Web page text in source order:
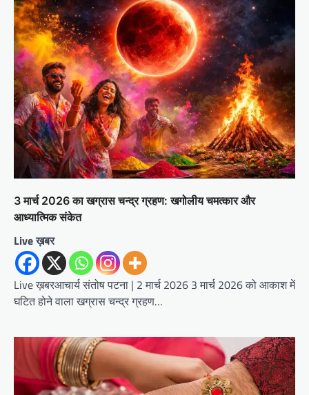
3 मार्च 2026 का खग्रास चन्द्र ग्रहण: खगोलीय चमत्कार और
आध्यात्मिक संकेत
Live ख़बर
Live ख़बरआचार्य संतोष पटना | 2 मार्च 2026 3 मार्च 2026 को आकाश में
घटित होने वाला खग्रास चन्द्र ग्रहण…